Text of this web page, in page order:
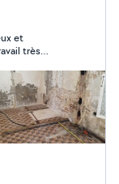
de
et
très